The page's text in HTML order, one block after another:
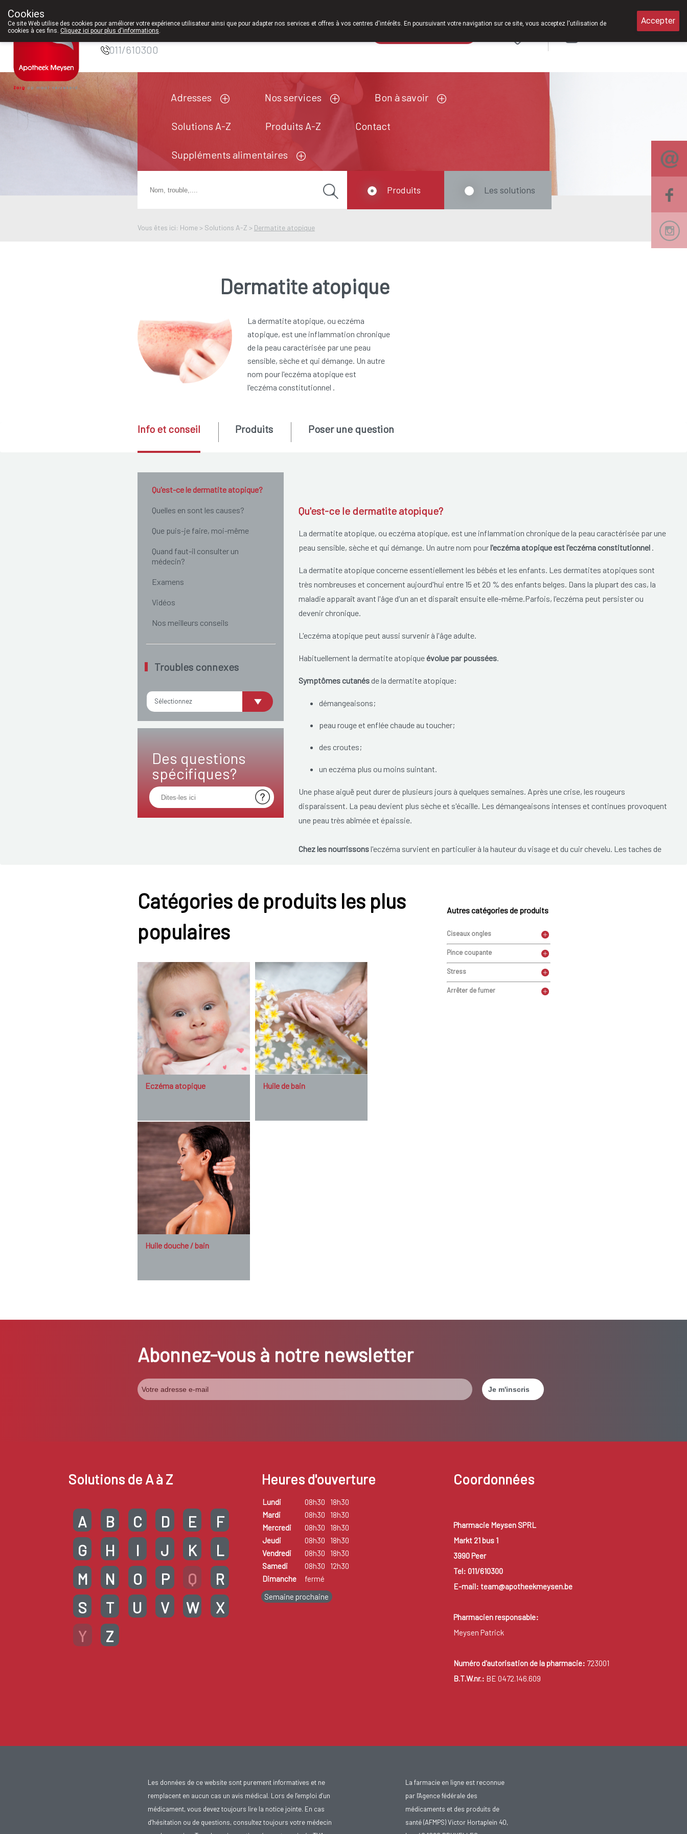
Pharmacie Meysen
SPRL
011/610300
Adresses Nos services Bon à savoir
Solutions A-Z Produits A-Z Contact
Suppléments alimentaires
Vous êtes ici: Home > Solutions A-Z > Dermatite atopique
Produits Les solutions
Dermatite atopique
La dermatite atopique, ou eczéma
atopique, est une inflammation chronique
de la peau caractérisée par une peau
sensible, sèche et qui démange. Un autre
nom pour l'eczéma atopique est
l'eczéma constitutionnel .
Qu'est-ce le dermatite atopique?
Quelles en sont les causes?
Que puis-je faire, moi-même
Quand faut-il consulter un
médecin?
Examens
Vidéos
Nos meilleurs conseils
Troubles connexes
Sélectionnez
Des questions
spécifiques?
Info et conseil Produits Poser une question
Qu'est-ce le dermatite atopique?
La dermatite atopique, ou eczéma atopique, est une inflammation chronique de la peau caractérisée par une
peau sensible, sèche et qui démange. Un autre nom pourl'eczéma atopique est l'eczéma constitutionnel.
La dermatite atopique concerne essentiellement les bébés et les enfants. Les dermatites atopiques sont
très nombreuses et concernent aujourd'hui entre 15 et 20 % des enfants belges. Dans la plupart des cas, la
maladie apparaît avant l'âge d'un an et disparaît ensuite elle-même.Parfois, l'eczéma peut persister ou
devenir chronique.
L'eczéma atopique peut aussi survenir à l'âge adulte.
Habituellement la dermatite atopiqueévolue par poussées.
Symptômes cutanésde la dermatite atopique:
démangeaisons;
peau rouge et enflée chaude au toucher;
des croutes;
un eczéma plus ou moins suintant.
Une phase aiguë peut durer de plusieurs jours à quelques semaines. Après une crise, les rougeurs
disparaissent. La peau devient plus sèche et s'écaille. Les démangeaisons intenses et continues provoquent
une peau très abîmée et épaissie.
Chez les nourrissonsl'eczéma survient en particulier à la hauteur du visage et du cuir chevelu. Les taches de
surviennent aussi dans le cou, le plis du coude, les cavités du genou, les poignets et les chevilles.
Chez les adultes les taches d'eczéma sont principalement situées dans le cou et le visage.
La dermatite atopique peut avoir un grand impacte sur la vie quotidienne. La maladie n'est ni dangereuse, ni
contagieuse. L'utilisation de médicaments peut réduire les symptômes.
Catégories de produits les plus
populaires
Eczéma atopique Huile de bain
Huile douche / bain
Autres catégories de produits
Ciseaux ongles
Pince coupante
Stress
Arrêter de fumer
Abonnez-vous à notre newsletter
Solutions de A à Z
A B C D E
F
G
H I J K
L
M
N O P Q
R
S
T U V W
X
Y
Z
Heures d'ouverture
Lundi 08h30
18h30
Mardi
08h30
18h30
Mercredi
08h30
18h30
Jeudi
08h30
18h30
Vendredi
08h30
18h30
Samedi
08h30
12h30
Dimanche
fermé
Semaine prochaine
Coordonnées
Pharmacie Meysen SPRL
Markt 21 bus 1
3990 Peer
Tel: 011/610300
E-mail: team@apotheekmeysen.be
Pharmacien responsable:
Meysen Patrick
Numéro d'autorisation de la pharmacie: 723001
B.T.W.nr.: BE 0472.146.609
Les données de ce website sont purement informatives et ne
remplacent en aucun cas un avis médical. Lors de l’emploi d’un
médicament, vous devez toujours lire la notice jointe. En cas
d’hésitation ou de questions, consultez toujours votre médecin
La farmacie en ligne est reconnue
par l'Agence fédérale des
médicaments et des produits de
santé (AFMPS) Victor Hortaplein 40,
Cookies
Ce site Web utilise des cookies pour améliorer votre expérience utilisateur ainsi que pour adapter nos services et offres à vos centres d'intérêts. En poursuivant votre navigation sur ce site, vous acceptez l'utilisation de
cookies à ces fins. Cliquez ici pour plus d'informations.
Accepter